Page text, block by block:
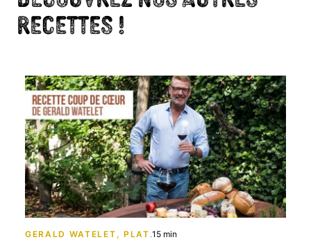
recettes !
GERALD WATELET, PLAT .15 min